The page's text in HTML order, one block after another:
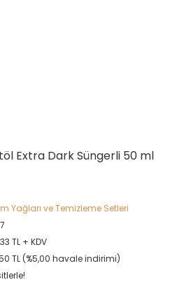
Extra Dark Süngerli 50 ml
Yağları ve Temizleme Setleri
TL + KDV
TL (%5,00 havale indirimi)